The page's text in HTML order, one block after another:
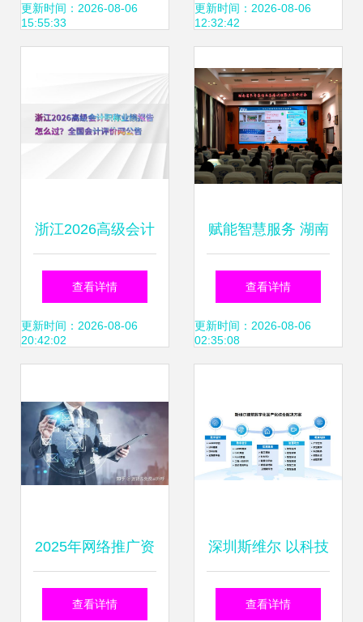
为大学生创业企业
咨询服务深度解析
更新时间：2026-08-06
15:55:33
更新时间：2026-08-06
12:32:42
浙江2026高级会计
职称业绩报告怎么
过 全国会计评价网
查看详情
更新时间：2026-08-06
20:42:02
赋能智慧服务 湖南
图书馆举办参考咨
询业务培训班，聚
务
查看详情
更新时间：2026-08-06
02:35:08
2025年网络推广资
源保障新趋势 信息
查看详情
深圳斯维尔 以科技
创新铸就建筑数智
查看详情